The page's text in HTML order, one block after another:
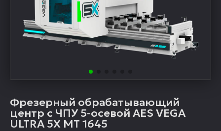
Фрезерный обрабатывающий
центр с ЧПУ 5-осевой AES VEGA
ULTRA 5X MT 1645